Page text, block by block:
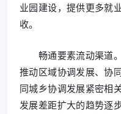
业园建设，提供更多就
收。
畅通要素流动渠道。
推动区域协调发展、协
同城乡协调发展紧密相
发展差距扩大的趋势逐